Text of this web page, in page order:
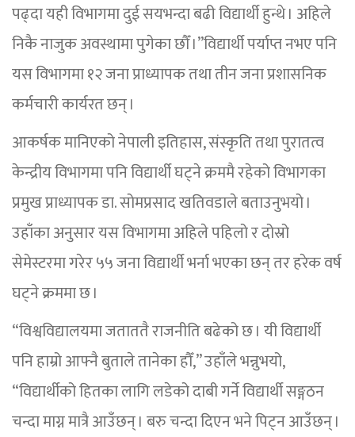
पढ्दा यही विभागमा दुई सयभन्दा बढी विद्यार्थी हुन्थे । अहिले
निकै नाजुक अवस्थामा पुगेका छौँ ।”विद्यार्थी पर्याप्त नभए पनि
यस विभागमा १२ जना प्राध्यापक तथा तीन जना प्रशासनिक
कर्मचारी कार्यरत छन् ।
आकर्षक मानिएको नेपाली इतिहास, संस्कृति तथा पुरातत्व
केन्द्रीय विभागमा पनि विद्यार्थी घट्ने क्रममै रहेको विभागका
प्रमुख प्राध्यापक डा. सोमप्रसाद खतिवडाले बताउनुभयो ।
उहाँका अनुसार यस विभागमा अहिले पहिलो र दोस्रो
सेमेस्टरमा गरेर ५५ जना विद्यार्थी भर्ना भएका छन् तर हरेक वर्ष
घट्ने क्रममा छ ।
“विश्वविद्यालयमा जताततै राजनीति बढेको छ । यी विद्यार्थी
पनि हाम्रो आफ्नै बुताले तानेका हौँ,” उहाँले भन्नुभयो,
“विद्यार्थीको हितका लागि लडेको दाबी गर्ने विद्यार्थी सङ्गठन
चन्दा माग्न मात्रै आउँछन् । बरु चन्दा दिएन भने पिट्न आउँछन् ।